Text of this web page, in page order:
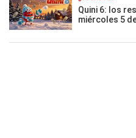
Quini 6: los
miércoles 5